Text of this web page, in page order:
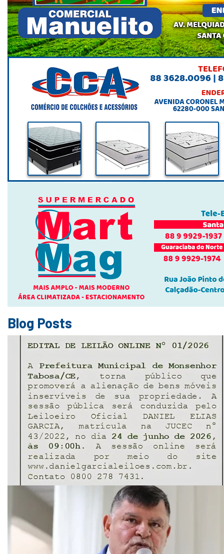
Blog Posts